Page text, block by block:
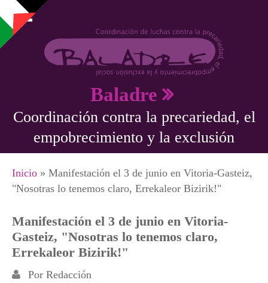
Pasar al contenido principal
Baladre
Coordinación contra la precariedad, el
empobrecimiento y la exclusión
Se encuentra usted aquí
Inicio » Manifestación el 3 de junio en Vitoria-Gasteiz,
"Nosotras lo tenemos claro, Errekaleor Bizirik!"
Manifestación el 3 de junio en Vitoria-
Gasteiz, "Nosotras lo tenemos claro,
Errekaleor Bizirik!"
Por Redacción